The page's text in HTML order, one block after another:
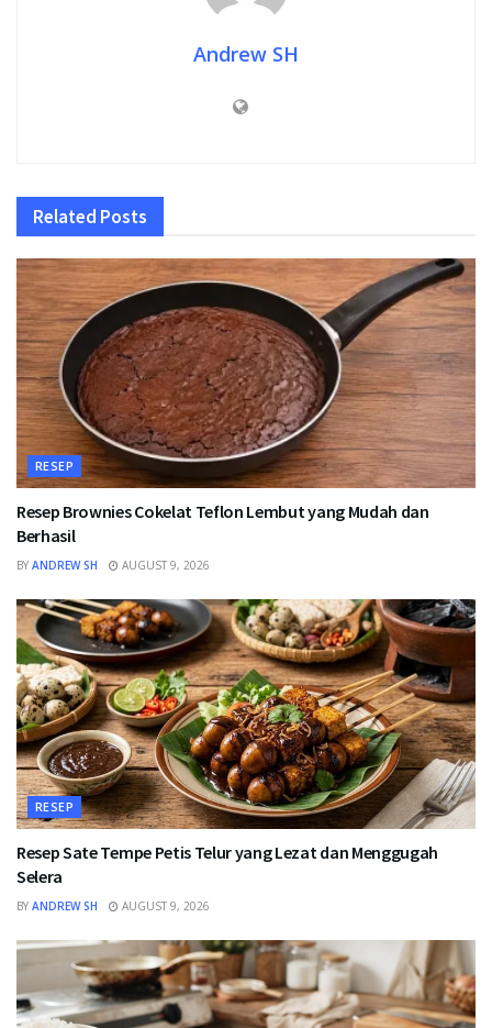
Andrew SH
Related Posts
RESEP
Resep Brownies Cokelat Teflon Lembut yang Mudah dan
Berhasil
BY ANDREW SH AUGUST 9, 2026
RESEP
Resep Sate Tempe Petis Telur yang Lezat dan Menggugah
Selera
BY ANDREW SH AUGUST 9, 2026